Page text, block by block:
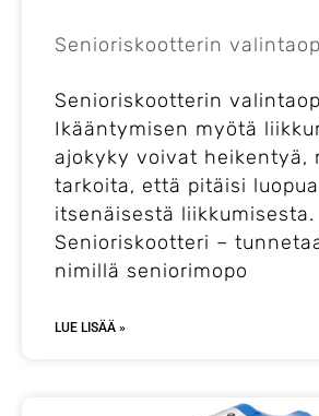
Varaa huolto
Senioriskootterin
Senioriskootterin
Ikääntymisen myötä
ajokyky voivat heikentyä,
tarkoita, että pitäisi luopua
itsenäisestä liikkumisesta.
Senioriskootteri –
nimillä seniorimopo
LUE LISÄÄ »